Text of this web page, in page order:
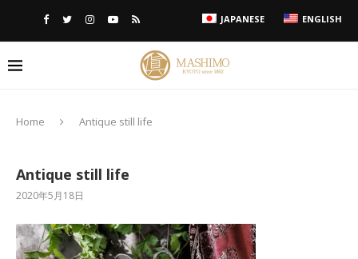
JAPANESE ENGLISH
Home Antique still life
Antique still life
2020年5月18日